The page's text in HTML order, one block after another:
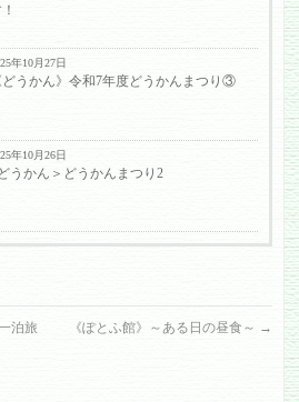
年10月27日
どうかん》令和7年度どうかんまつり③
年10月26日
うかん＞どうかんまつり2
泊旅
《ぽとふ館》～ある日の昼食～ →